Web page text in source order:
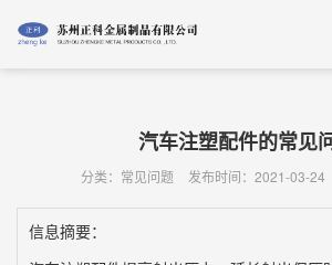
汽车注塑配件的常见
分类：常见问题 发布时间：2021-03-24
信息摘要：